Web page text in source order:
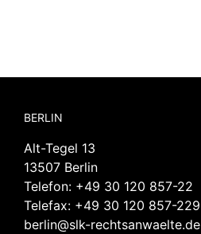
BERLIN
Alt-Tegel 13
13507 Berlin
Telefon: +49 30 120 857-22
Telefax: +49 30 120 857-229
berlin@slk-rechtsanwaelte.de